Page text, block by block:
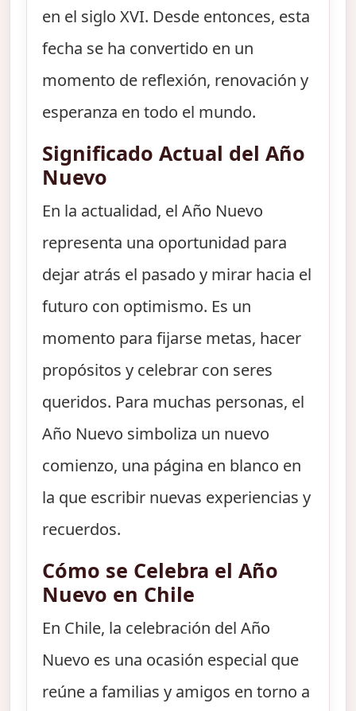
en el siglo XVI. Desde entonces, esta
fecha se ha convertido en un
momento de reflexión, renovación y
esperanza en todo el mundo.
Significado Actual del Año
Nuevo
En la actualidad, el Año Nuevo
representa una oportunidad para
dejar atrás el pasado y mirar hacia el
futuro con optimismo. Es un
momento para fijarse metas, hacer
propósitos y celebrar con seres
queridos. Para muchas personas, el
Año Nuevo simboliza un nuevo
comienzo, una página en blanco en
la que escribir nuevas experiencias y
recuerdos.
Cómo se Celebra el Año
Nuevo en Chile
En Chile, la celebración del Año
Nuevo es una ocasión especial que
reúne a familias y amigos en torno a